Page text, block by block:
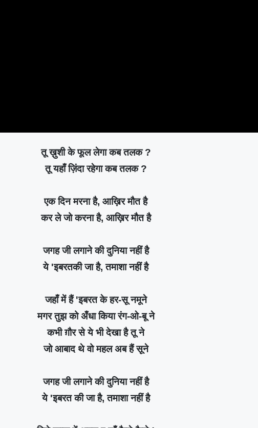
तू ख़ुशी के फूल लेगा कब तलक ?
तू यहाँ ज़िंदा रहेगा कब तलक ?
एक दिन मरना है, आख़िर मौत है
कर ले जो करना है, आख़िर मौत है
जगह जी लगाने की दुनिया नहीं है
ये 'इबरतकी जा है, तमाशा नहीं है
जहाँ में हैं 'इबरत के हर-सू नमूने
मगर तुझ को अँधा किया रंग-ओ-बू ने
कभी ग़ौर से ये भी देखा है तू ने
जो आबाद थे वो महल अब हैं सूने
जगह जी लगाने की दुनिया नहीं है
ये 'इबरत की जा है, तमाशा नहीं है